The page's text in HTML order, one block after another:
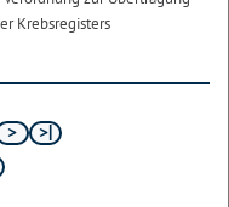
Krebsregisters